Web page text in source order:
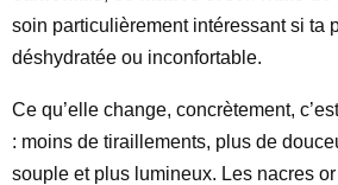
soin particulièrement intéressant si ta
déshydratée ou inconfortable.
Ce qu’elle change, concrètement,
: moins de tiraillements, plus de
souple et plus lumineux. Les nacres